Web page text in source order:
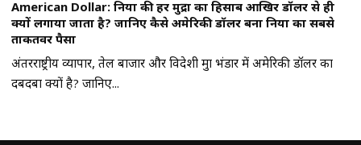
American Dollar: दुनिया की हर मुद्रा का हिसाब आखिर डॉलर से ही
क्यों लगाया जाता है? जानिए कैसे अमेरिकी डॉलर बना दुनिया का सबसे
ताकतवर पैसा
अंतरराष्ट्रीय व्यापार, तेल बाजार और विदेशी मुद्रा भंडार में अमेरिकी डॉलर का
दबदबा क्यों है? जानिए...